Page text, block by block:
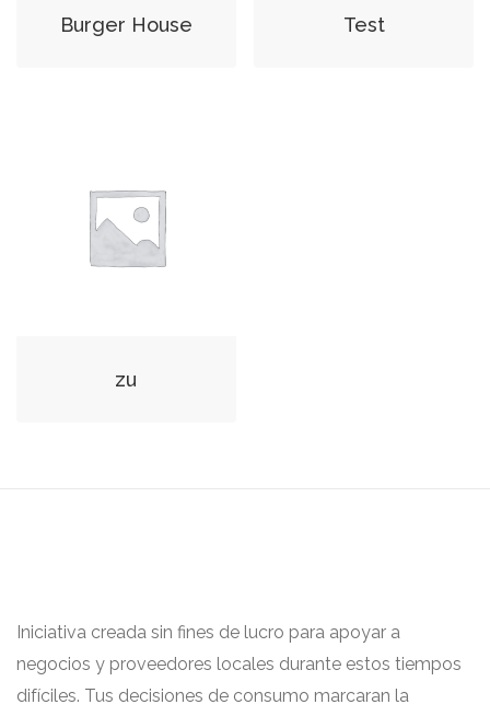
Burger House Test
zu
Iniciativa creada sin fines de lucro para apoyar a
negocios y proveedores locales durante estos tiempos
difíciles. Tus decisiones de consumo marcaran la